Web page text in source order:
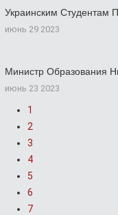
Украинским Студентам
июнь 29 2023
Министр Образования
июнь 23 2023
1
2
3
4
5
6
7